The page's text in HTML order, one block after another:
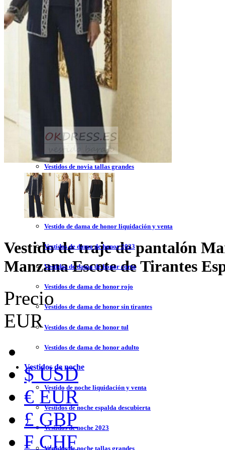
Vestidos de novia 2023
Vestidos de novia sin tirantes
Vestidos de novia encaje
Vestidos de novia corte princesa
Vestidos de novia sencillo
Vestidos de novia corte sirena
Vestidos de novia corto
Vestidos de novia espalda descubierta
Vestidos de novia tallas grandes
Vestidos de novia blanco
Vestidos de dama de honor
Vestido de dama de honor liquidación y venta
Vestidos de dama de honor 2023
Vestidos de dama de honor corto
Vestidos de dama de honor rojo
Vestidos de dama de honor sin tirantes
Vestidos de dama de honor tul
Vestidos de dama de honor adulto
Vestidos de noche
Vestido de noche liquidación y venta
Vestidos de noche espalda descubierta
Vestidos de noche 2023
Vestidos de noche tallas grandes
Vestido de traje de pantalón
Manzana Escote de Tirantes
Precio
EUR
$ USD
€ EUR
£ GBP
₣ CHF